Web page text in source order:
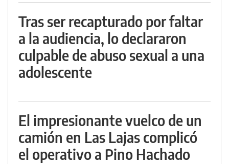
Tras ser recapturado por faltar
a la audiencia, lo declararon
culpable de abuso sexual a una
adolescente
El impresionante vuelco de un
camión en Las Lajas complicó
el operativo a Pino Hachado